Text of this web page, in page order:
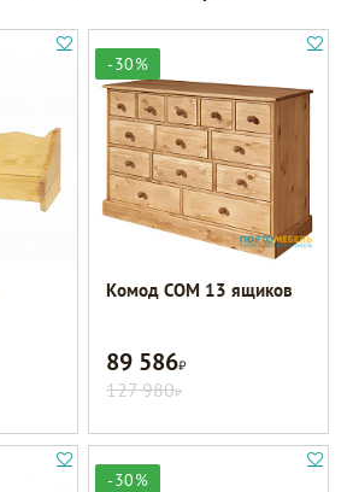
-30%
Комод COM 13 ящиков
89 586Р
127 980Р
-30%